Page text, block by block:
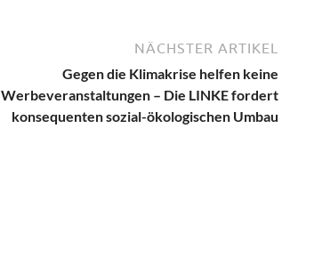
NÄCHSTER ARTIKEL
Gegen die Klimakrise helfen keine
Werbeveranstaltungen – Die LINKE fordert
konsequenten sozial-ökologischen Umbau